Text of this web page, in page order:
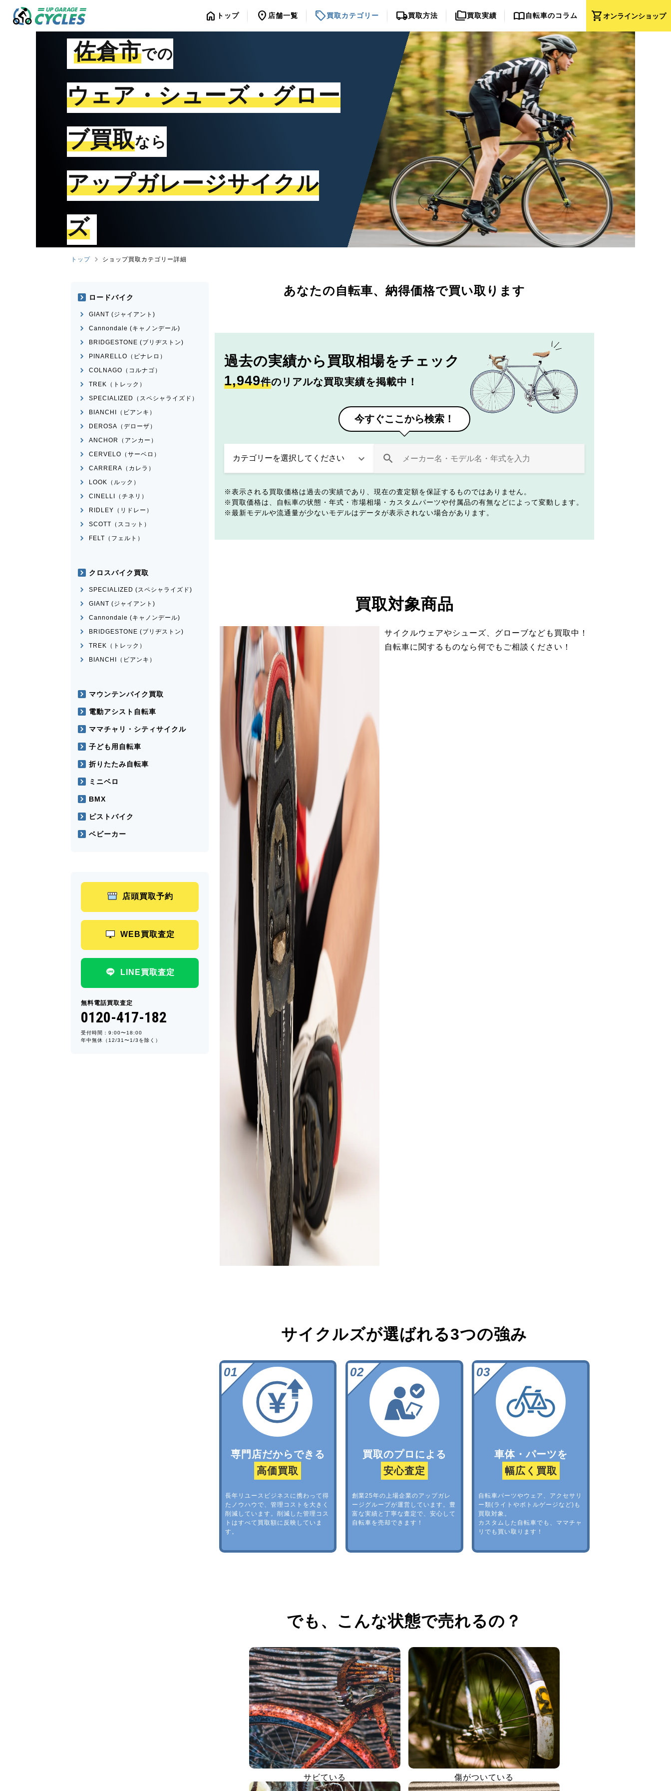
shopping_cartオンラインショップ
home トップ location_on 店舗一覧 sell買取カテゴリー local_shipping買取方法 folder_copy買取実績 import_contacts自転車のコラム
佐倉市での
ウェア・シューズ・グロー
ブ買取なら
アップガレージサイクル
ズ
トップ ショップ買取カテゴリー詳細
あなたの自転車、 納得価格で買い取ります
過去の実績から 買取相場をチェック
1,949件のリアルな買取実績を掲載中！
今すぐここから検索！
表示される買取価格は過去の実績であり、現在の査定額を保証するものではありません。
買取価格は、自転車の状態・年式・市場相場・カスタムパーツや付属品の有無などによって変動します。
最新モデルや流通量が少ないモデルはデータが表示されない場合があります。
買取対象商品
サイクルウェアやシューズ、グローブなども買取中！
自転車に関するものなら何でもご相談ください！
サイクルズが選ばれる3つの強み
専門店だからできる
高価買取
長年リユースビジネスに携わって得
たノウハウで、管理コストを大きく
削減しています。削減した管理コス
トはすべて買取額に反映していま
す。
買取のプロによる
安心査定
創業25年の上場企業のアップガレ
ージグループが運営しています。豊
富な実績と丁寧な査定で、安心して
自転車を売却できます！
車体・パーツを
幅広く買取
自転車パーツやウェア、アクセサリ
ー類(ライトやボトルゲージなど)も
買取対象。
カスタムした自転車でも、ママチャ
リでも買い取ります！
でも、 こんな状態で売れるの？
サビている 傷がついている
ロードバイク
GIANT (ジャイアント)
Cannondale (キャノンデール)
BRIDGESTONE (ブリヂストン)
PINARELLO（ピナレロ）
COLNAGO（コルナゴ）
TREK（トレック）
SPECIALIZED（スペシャライズド）
BIANCHI（ビアンキ）
DEROSA（デローザ）
ANCHOR（アンカー）
CERVELO（サーベロ）
CARRERA（カレラ）
LOOK（ルック）
CINELLI（チネリ）
RIDLEY（リドレー）
SCOTT（スコット）
FELT（フェルト）
クロスバイク買取
SPECIALIZED (スペシャライズド)
GIANT (ジャイアント)
Cannondale (キャノンデール)
BRIDGESTONE (ブリヂストン)
TREK（トレック）
BIANCHI（ビアンキ）
マウンテンバイク買取
電動アシスト自転車
ママチャリ・シティサイクル
子ども用自転車
折りたたみ自転車
ミニベロ
BMX
ピストバイク
ベビーカー
店頭買取予約
WEB買取査定
LINE買取査定
無料電話買取査定
0120-417-182
受付時間：9:00〜18:00
年中無休（12/31〜1/3を除く）